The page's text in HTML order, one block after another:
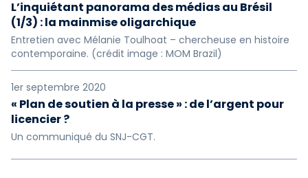
L’inquiétant panorama des médias au Brésil
(1/3) : la mainmise oligarchique
Entretien avec Mélanie Toulhoat – chercheuse en histoire
contemporaine. (crédit image : MOM Brazil)
1er septembre 2020
« Plan de soutien à la presse » : de l’argent pour
licencier ?
Un communiqué du SNJ-CGT.